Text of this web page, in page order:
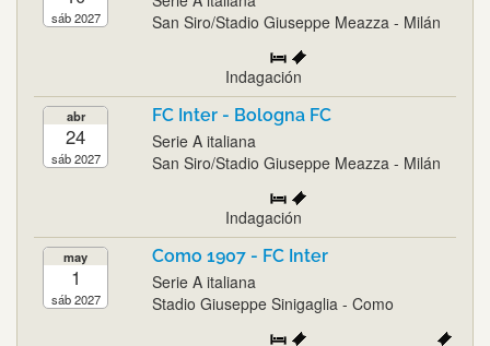
sáb 2027
San Siro/Stadio Giuseppe Meazza - Milán
Indagación
abr
24
sáb 2027
FC Inter - Bologna FC
Serie A italiana
San Siro/Stadio Giuseppe Meazza - Milán
Indagación
may
1
sáb 2027
Como 1907 - FC Inter
Serie A italiana
Stadio Giuseppe Sinigaglia - Como